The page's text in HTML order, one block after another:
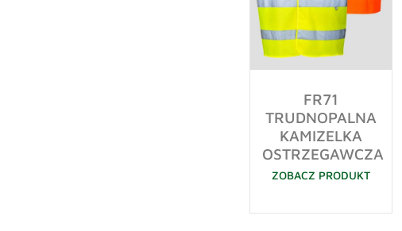
FR71
TRUDNOPALNA
KAMIZELKA
OSTRZEGAWCZA
ZOBACZ PRODUKT